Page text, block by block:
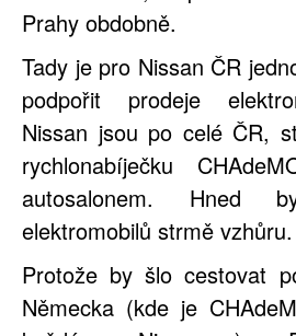
Prahy obdobně.
Tady je pro Nissan ČR
podpořit prodeje
Nissan jsou po celé ČR,
rychlonabíječku
autosalonem. Hned
elektromobilů strmě vzhůru.
Protože by šlo cestovat
Německa (kde je